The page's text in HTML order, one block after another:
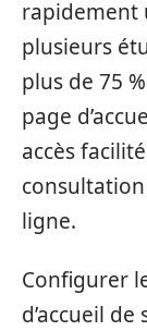
rapidement
plusieurs
plus de 75
page
accès
consultation
ligne.
Configurer
d’accueil